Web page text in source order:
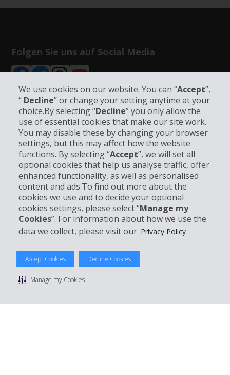
We use cookies on our website. You can “Accept”,
“ Decline” or change your setting anytime at your
choice.By selecting “Decline” you only allow the
use of essential cookies that make our site work.
You may disable these by changing your browser
settings, but this may affect how the website
functions. By selecting “Accept”, we will set all
optional cookies that help us analyse traffic, offer
enhanced functionality, as well as personalised
content and ads.To find out more about the
cookies we use and to decide your optional
cookies settings, please select “Manage my
Cookies”. For information about how we use the
data we collect, please visit our Privacy Policy
Accept Cookies Decline Cookies
Manage my Cookies
Folgen Sie uns auf Social Media
Unternehmensinformation
Partner
Kundenservice
Mieten bei Hertz
© 2026 The Hertz System, Inc.
Datenschutzrichtlinie | Nutzungsbedingungen
Sitemap Cookies verwalten